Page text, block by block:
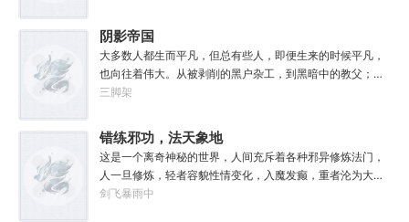
阴影帝国
大多数人都生而平凡，但总有些人，即便生来的时候平凡，
也向往着伟大。从被剥削的黑户杂工，到黑暗中的教父；从
遵守规则的社会底层，到制定规则的幕后皇帝；阳光照耀时
不仅能够和光一样大，甚至还能遮住光！”“我们从不敲诈勒
索任何人，我们赚到的每一分钱，在良心上都能过的去。”如
果有人在夜晚敲响你的房门，他们要么为你带来我的问候，
要么为你的狂妄带来毁灭。至于你会得到什么，这要看你怎
么选，我的朋友！
三脚架
错练邪功，法天象地
这是一个离奇神秘的世界，人间充斥着各种邪异修炼法门，
人一旦修炼，轻者容貌性情变化，入魔发癫，重者沦为大
药，供邪魔采食……段云穿越而来，意外得到一本大药功法
剑飞暴雨中